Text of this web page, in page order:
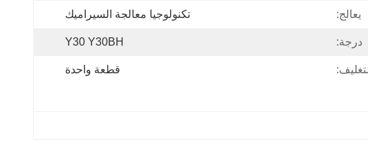
يعالج: تكنولوجيا معالجة السيراميك
درجة: Y30 Y30BH
قطعة واحدة